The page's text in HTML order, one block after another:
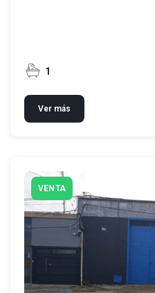
1
Ver más
VENTA